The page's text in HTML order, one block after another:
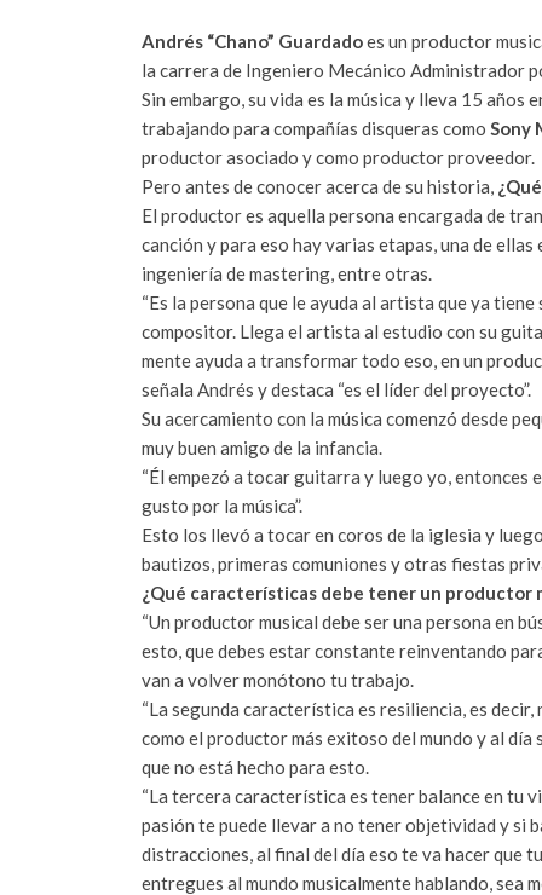
Andrés “Chano” Guardadoes un productor
la carrera de Ingeniero Mecánico Administrador
Sin embargo, su vida es la música y lleva 15
trabajando para compañías disqueras como Sony
productor asociado y como productor proveedor.
Pero antes de conocer acerca de su historia,
El productor es aquella persona encargada de
canción y para eso hay varias etapas, una de
ingeniería de mastering, entre otras.
“Es la persona que le ayuda al artista que ya
compositor. Llega el artista al estudio con su
mente ayuda a transformar todo eso, en un
señala Andrés y destaca “es el líder del proyecto”.
Su acercamiento con la música comenzó desde
muy buen amigo de la infancia.
“Él empezó a tocar guitarra y luego yo, entonces
gusto por la música”.
Esto los llevó a tocar en coros de la iglesia y
bautizos, primeras comuniones y otras fiestas
¿Qué características debe tener un productor
“Un productor musical debe ser una persona en
esto, que debes estar constante reinventando
van a volver monótono tu trabajo.
“La segunda característica es resiliencia, es
como el productor más exitoso del mundo y al
que no está hecho para esto.
“La tercera característica es tener balance en tu
pasión te puede llevar a no tener objetividad y si
distracciones, al final del día eso te va hacer que
entregues al mundo musicalmente hablando, sea